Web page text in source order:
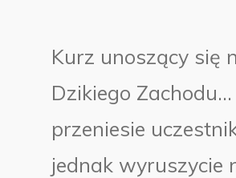
Kurz unoszący się
Dzikiego
przeniesie
jednak wyruszycie